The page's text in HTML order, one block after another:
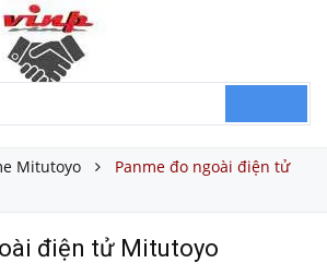
Mitutoyo
Panme đo ngoài điện tử
điện tử Mitutoyo